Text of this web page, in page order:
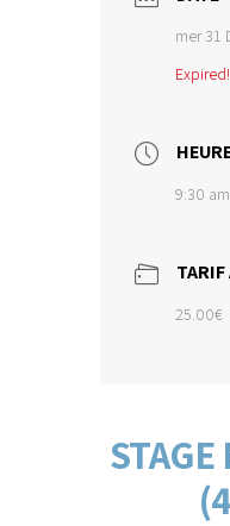
mer 31
Expired!
9:30
TARIF
25.00€
STAGE